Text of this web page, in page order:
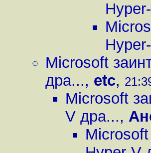
Microsoft
дра..., etc,
Microsoft
V дра...,